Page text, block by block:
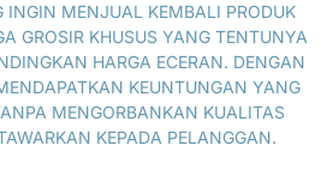
INGIN MENJUAL KEMBALI PRODUK
GROSIR KHUSUS YANG TENTUNYA
HARGA ECERAN. DENGAN
KEUNTUNGAN YANG
MENGORBANKAN KUALITAS
KEPADA PELANGGAN.